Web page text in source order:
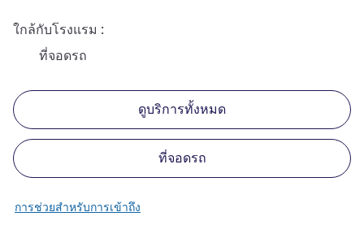
ใกล้กับโรงแรม
ที่จอดรถ
ดูบริการทั้งหมด
ที่จอดรถ
การช่วยสำหรับการเข้าถึง